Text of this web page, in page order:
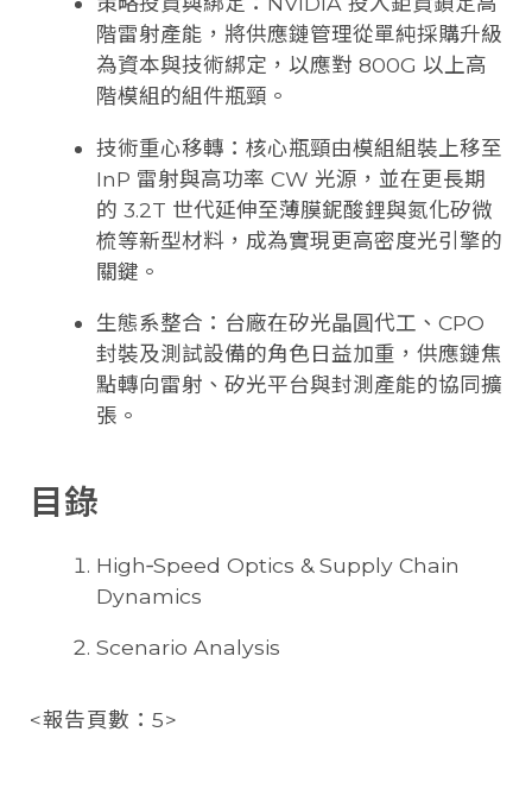
階雷射產能，將供應鏈管理從單純採購升級
為資本與技術綁定，以應對 800G 以上高
階模組的組件瓶頸。
技術重心移轉：核心瓶頸由模組組裝上移至
InP 雷射與高功率 CW 光源，並在更長期
的 3.2T 世代延伸至薄膜鈮酸鋰與氮化矽微
梳等新型材料，成為實現更高密度光引擎的
關鍵。
生態系整合：台廠在矽光晶圓代工、CPO
封裝及測試設備的角色日益加重，供應鏈焦
點轉向雷射、矽光平台與封測產能的協同擴
張。
目錄
High‑Speed Optics & Supply Chain
Dynamics
Scenario Analysis
<報告頁數：5>